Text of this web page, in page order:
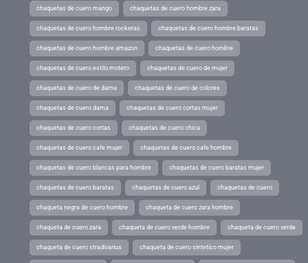
chaquetas de cuero mango chaquetas de cuero hombre zara
chaquetas de cuero hombre rockeras chaquetas de cuero hombre baratas
chaquetas de cuero hombre amazon chaquetas de cuero hombre
chaquetas de cuero estilo motero chaquetas de cuero de mujer
chaquetas de cuero de dama chaquetas de cuero de colores
chaquetas de cuero dama chaquetas de cuero cortas mujer
chaquetas de cuero cortas chaquetas de cuero chica
chaquetas de cuero cafe mujer chaquetas de cuero cafe hombre
chaquetas de cuero blancas para hombre chaquetas de cuero baratas mujer
chaquetas de cuero baratas chaquetas de cuero azul chaquetas de cuero
chaqueta negra de cuero hombre chaqueta de cuero zara hombre
chaqueta de cuero zara chaqueta de cuero verde hombre chaqueta de cuero verde
chaqueta de cuero stradivarius chaqueta de cuero sintetico mujer